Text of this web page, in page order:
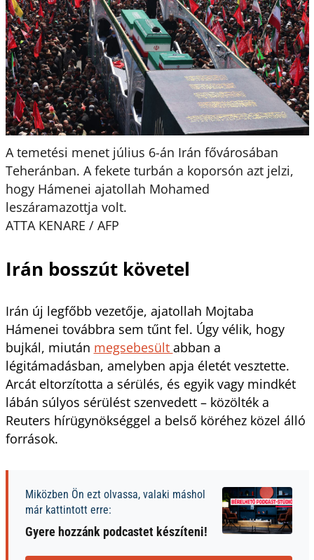
A temetési menet július 6-án Irán fővárosában
Teheránban. A fekete turbán a koporsón azt jelzi,
hogy Hámenei ajatollah Mohamed
leszáramazottja volt.
ATTA KENARE / AFP
Irán bosszút követel
Irán új legfőbb vezetője, ajatollah Mojtaba
Hámenei továbbra sem tűnt fel. Úgy vélik, hogy
bujkál, miután megsebesült abban a
légitámadásban, amelyben apja életét vesztette.
Arcát eltorzította a sérülés, és egyik vagy mindkét
lábán súlyos sérülést szenvedett – közölték a
Reuters hírügynökséggel a belső köréhez közel álló
források.
Miközben Ön ezt olvassa, valaki máshol
már kattintott erre:
Gyere hozzánk podcastet készíteni!